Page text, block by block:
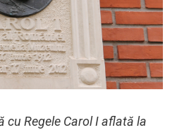
cu Regele Carol I aflată la